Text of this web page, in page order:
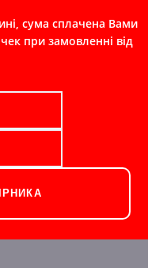
сума сплачена Вами
при замовленні від